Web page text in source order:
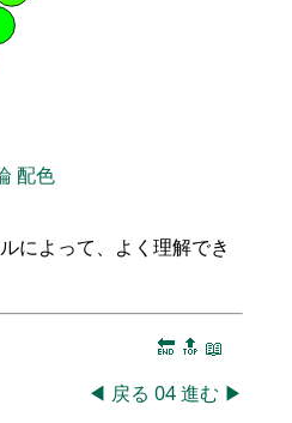
配色
によって、よく理解でき
🔚 🔝 📖
◀ 戻る 04進む ▶